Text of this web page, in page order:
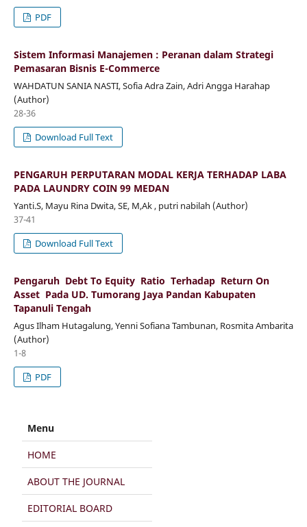
PDF
Sistem Informasi Manajemen : Peranan dalam Strategi
Pemasaran Bisnis E-Commerce
WAHDATUN SANIA NASTI, Sofia Adra Zain, Adri Angga Harahap
(Author)
28-36
Download Full Text
PENGARUH PERPUTARAN MODAL KERJA TERHADAP LABA
PADA LAUNDRY COIN 99 MEDAN
Yanti.S, Mayu Rina Dwita, SE, M,Ak , putri nabilah (Author)
37-41
Download Full Text
Pengaruh Debt To Equity Ratio Terhadap Return On
Asset Pada UD. Tumorang Jaya Pandan Kabupaten
Tapanuli Tengah
Agus Ilham Hutagalung, Yenni Sofiana Tambunan, Rosmita Ambarita
(Author)
1-8
PDF
Menu
HOME
ABOUT THE JOURNAL
EDITORIAL BOARD